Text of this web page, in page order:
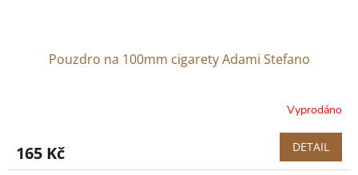
Pouzdro na 100mm cigarety Adami Stefano
Vyprodáno
165 Kč DETAIL